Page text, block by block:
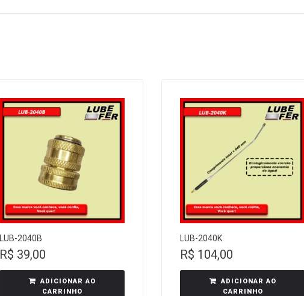
LUB-2040B
R$ 39,00
ADICIONAR AO
CARRINHO
LUB-2040K
R$ 104,00
ADICIONAR AO
CARRINHO